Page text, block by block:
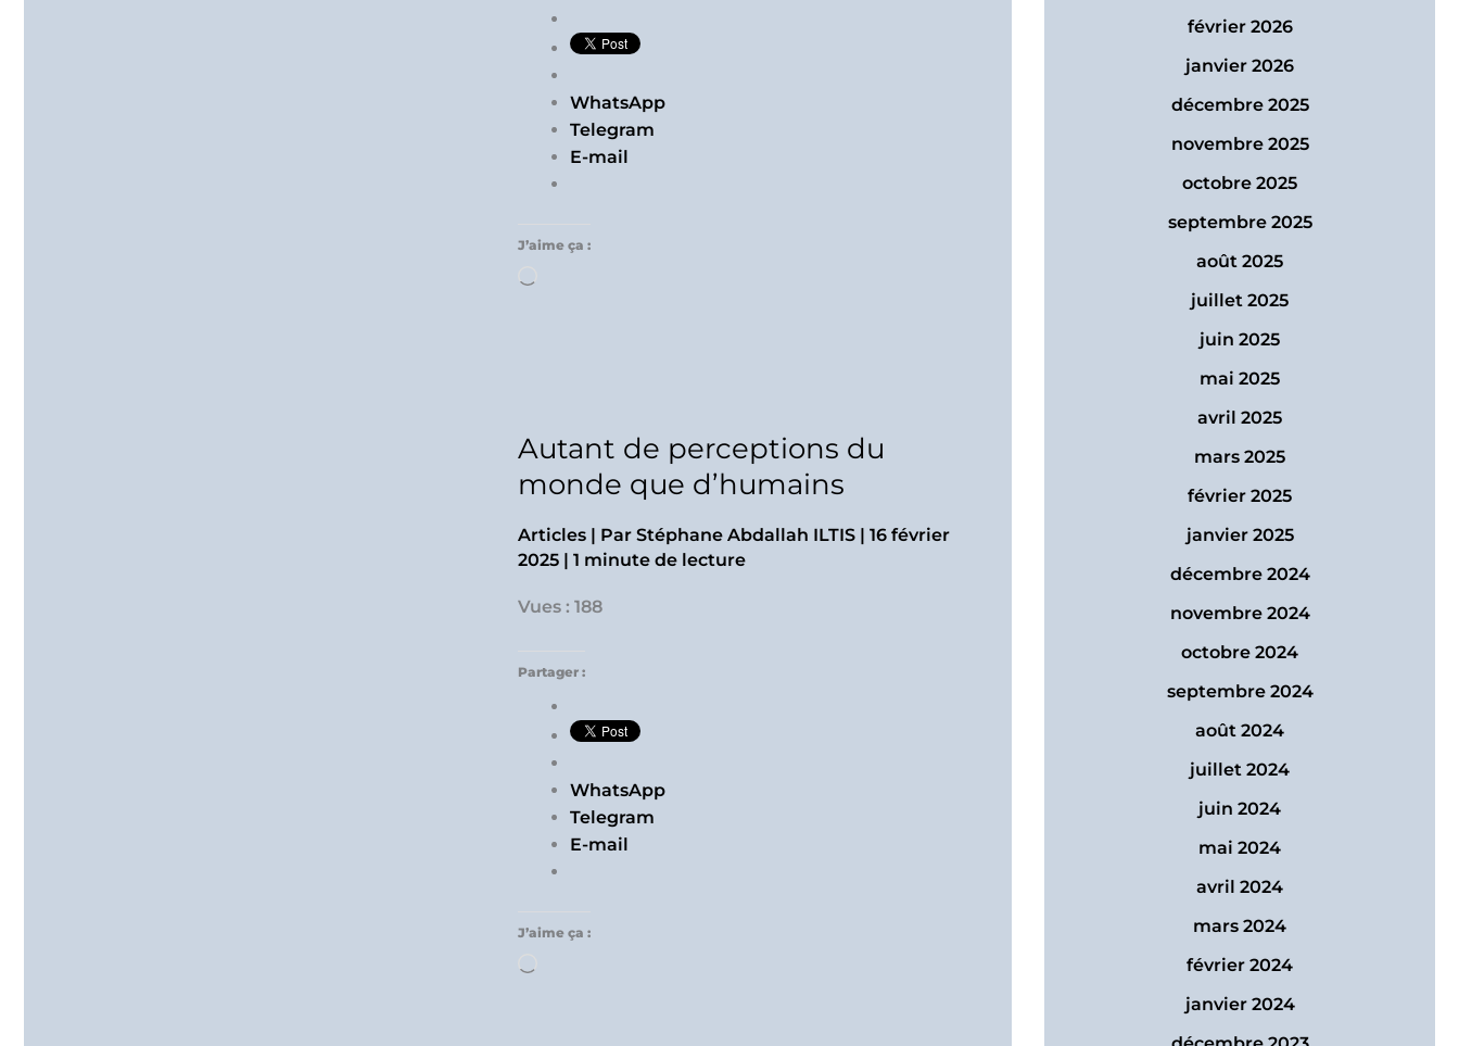
WhatsApp
Telegram
E-mail
J’aime ça :
Autant de perceptions du
monde que d’humains
Articles | Par Stéphane Abdallah ILTIS | 16 février
2025 | 1 minute de lecture
Vues : 188
Partager :
WhatsApp
Telegram
E-mail
J’aime ça :
février 2026
janvier 2026
décembre 2025
novembre 2025
octobre 2025
septembre 2025
août 2025
juillet 2025
juin 2025
mai 2025
avril 2025
mars 2025
février 2025
janvier 2025
décembre 2024
novembre 2024
octobre 2024
septembre 2024
août 2024
juillet 2024
juin 2024
mai 2024
avril 2024
mars 2024
février 2024
janvier 2024